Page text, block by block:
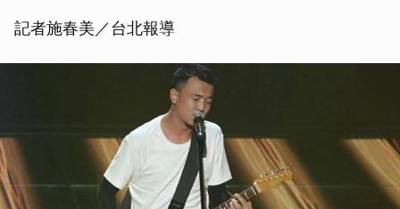
記者施春美／台北報導